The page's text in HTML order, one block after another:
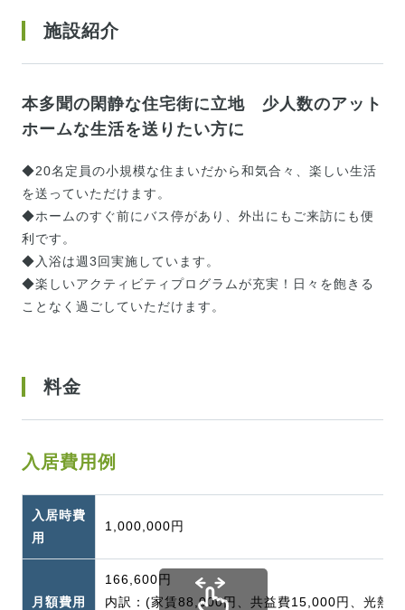
施設紹介
本多聞の閑静な住宅街に立地 少人数のアット
ホームな生活を送りたい方に
◆20名定員の小規模な住まいだから和気合々、楽しい生活
を送っていただけます。
◆ホームのすぐ前にバス停があり、外出にもご来訪にも便
利です。
◆入浴は週3回実施しています。
◆楽しいアクティビティプログラムが充実！日々を飽きる
ことなく過ごしていただけます。
料金
入居費用例
入居時費
用
1,000,000円
月額費用
166,600円
内訳：(家賃88,000円、共益費15,000円、光熱